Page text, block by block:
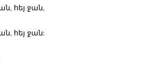
հեյ ջան,
հեյ ջան: